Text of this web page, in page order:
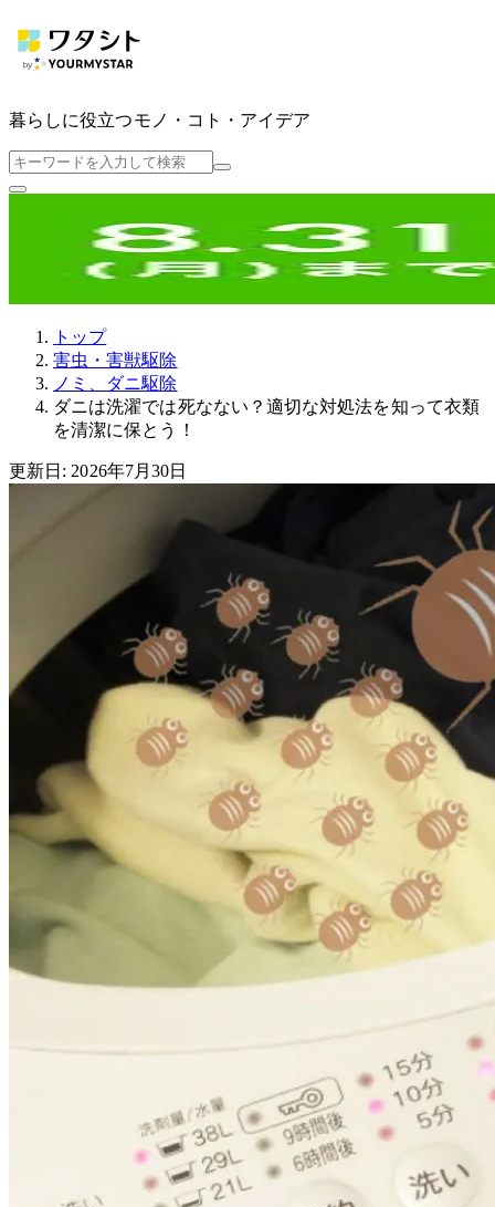
暮らしに役立つモノ・コト・アイデア
トップ
害虫・害獣駆除
ノミ、ダニ駆除
ダニは洗濯では死なない？適切な対処法を知って衣類
を清潔に保とう！
更新日: 2026年7月30日